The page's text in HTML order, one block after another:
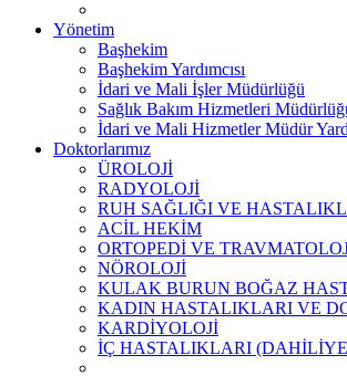
Yönetim
Başhekim
Başhekim Yardımcısı
İdari ve Mali İşler Müdürlüğü
Sağlık Bakım Hizmetleri
İdari ve Mali Hizmetler Müdür
Doktorlarımız
ÜROLOJİ
RADYOLOJİ
RUH SAĞLIĞI VE
ACİL HEKİM
ORTOPEDİ VE
NÖROLOJİ
KULAK BURUN BOĞAZ
KADIN HASTALIKLARI VE
KARDİYOLOJİ
İÇ HASTALIKLARI